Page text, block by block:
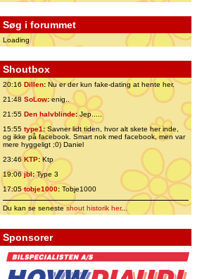
Søg i forummet
Loading
Shoutbox
20:16 Dillen: Nu er der kun fake-dating at hente her.
21:48 SoLow:enig..
21:55 Den halvblinde:Jep.....
15:55 type1:Savner lidt tiden, hvor alt skete her inde,
og ikke på facebook. Smart nok med facebook, men var
mere hyggeligt ;0) Daniel
23:46 KTP:Ktp
19:06jbl:Type 3
17:05tobje1000: Tobje1000
Du kan se senesteshout historik her...
Sponsorer